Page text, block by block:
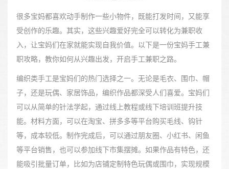
很多宝妈都喜欢动手制作一些小物件，既能打发时间，又能享
受创作的乐趣。其实，这些兴趣爱好完全可以转化为兼职收
入，让宝妈们在家就能实现自我价值。以下是一份宝妈手工兼
职攻略，教你如何从兴趣出发，开启手工兼职之路。
编织类手工是宝妈们的热门选择之一。无论是毛衣、围巾、帽
子，还是玩偶、家居饰品，编织作品都深受人们喜爱。宝妈们
可以从简单的针法学起，通过线上教程或线下培训班提升技
能。材料方面，可以在淘宝、拼多多等平台购买毛线、钩针
等，成本较低。制作完成后，可以通过朋友圈、小红书、闲鱼
等平台销售，也可以参加线下市集摆摊。如果作品有特色，还
能吸引批量订单，比如为店铺定制特色玩偶或围巾，实现规模